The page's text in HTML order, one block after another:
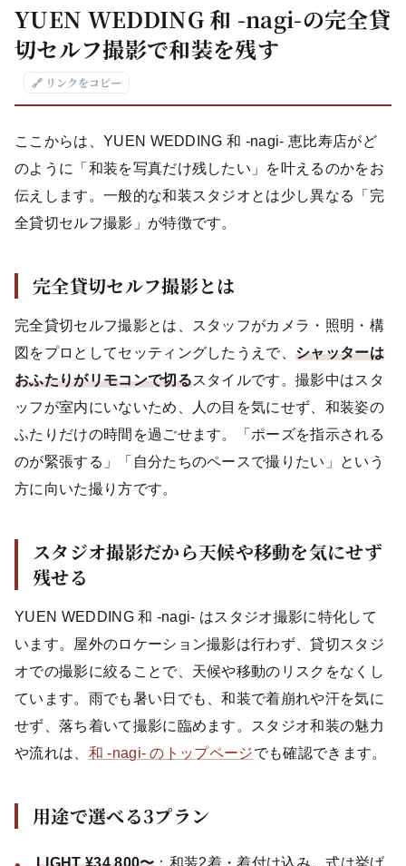
YUEN WEDDING 和 -nagi-の完全貸
切セルフ撮影で和装を残す
🔗 リンクをコピー
ここからは、YUEN WEDDING 和 -nagi- 恵比寿店がど
のように「和装を写真だけ残したい」を叶えるのかをお
伝えします。一般的な和装スタジオとは少し異なる「完
全貸切セルフ撮影」が特徴です。
完全貸切セルフ撮影とは
完全貸切セルフ撮影とは、スタッフがカメラ・照明・構
図をプロとしてセッティングしたうえで、シャッターは
おふたりがリモコンで切るスタイルです。撮影中はスタ
ッフが室内にいないため、人の目を気にせず、和装姿の
ふたりだけの時間を過ごせます。「ポーズを指示される
のが緊張する」「自分たちのペースで撮りたい」という
方に向いた撮り方です。
スタジオ撮影だから天候や移動を気にせず
残せる
YUEN WEDDING 和 -nagi- はスタジオ撮影に特化して
います。屋外のロケーション撮影は行わず、貸切スタジ
オでの撮影に絞ることで、天候や移動のリスクをなくし
ています。雨でも暑い日でも、和装で着崩れや汗を気に
せず、落ち着いて撮影に臨めます。スタジオ和装の魅力
や流れは、 和 -nagi- のトップページでも確認できます。
用途で選べる3プラン
LIGHT ¥34,800〜 ：和装2着・着付け込み。式は挙げ